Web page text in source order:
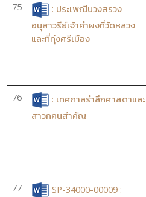
75
: ประเพณีบวงสรวง
อนุสาวรีย์เจ้าคำผงที่วัดหลวง
และที่ทุ่งศรีเมือง
76
: เทศกาลรำลึกศาสดาและ
สาวกคนสำคัญ
77
SP-34000-00009 :